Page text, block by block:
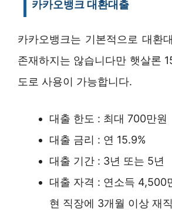
카카오뱅크 대환대출
카카오뱅크는 기본적으로 대환
존재하지는 않습니다만 햇살론
도로 사용이 가능합니다.
대출 한도 : 최대 700만원
대출 금리 : 연 15.9%
대출 기간 : 3년 또는 5년
대출 자격 : 연소득 4,500
현 직장에 3개월 이상 재